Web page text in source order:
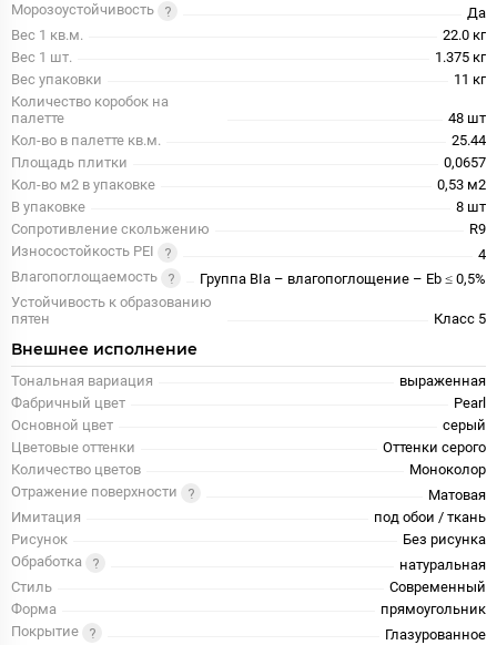
Морозоустойчивость
Да
Вес 1 кв.м.
22.0 кг
Вес 1 шт.
1.375 кг
Вес упаковки
11 кг
Количество коробок на
палетте
48 шт
Кол-во в палетте кв.м.
25.44
Площадь плитки
0,0657
Кол-во м2 в упаковке
0,53 м2
В упаковке
8 шт
Сопротивление скольжению
R9
Износостойкость PEI
4
Влагопоглощаемость
Группа BIa – влагопоглощение – Eb ≤ 0,5%
Устойчивость к образованию
пятен
Класс 5
Внешнее исполнение
Тональная вариация
выраженная
Фабричный цвет
Pearl
Основной цвет
серый
Цветовые оттенки
Оттенки серого
Количество цветов
Моноколор
Отражение поверхности
Матовая
Имитация
под обои / ткань
Рисунок
Без рисунка
Обработка
натуральная
Стиль
Современный
Форма
прямоугольник
Покрытие
Глазурованное